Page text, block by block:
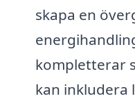
skapa en
kompletterar
kan inkludera